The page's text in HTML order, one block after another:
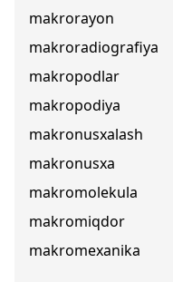
makrorayon
makroradiografiya
makropodlar
makropodiya
makronusxalash
makronusxa
makromolekula
makromiqdor
makromexanika